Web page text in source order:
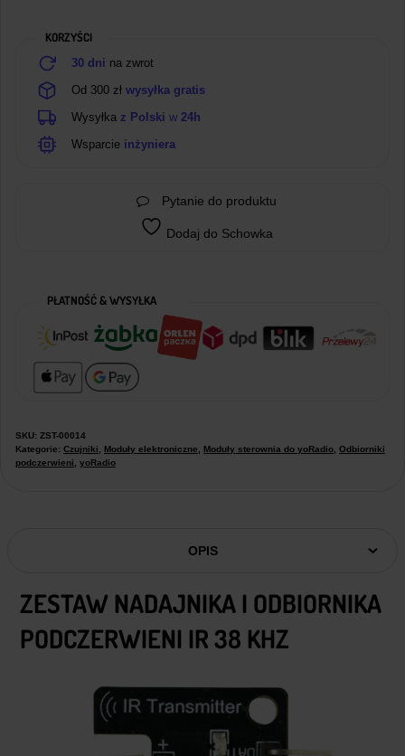
KORZYŚCI
30 dni na zwrot
Od 300 zł wysyłka gratis
Wysyłka z Polski w 24h
Wsparcie inżyniera
Pytanie do produktu
Dodaj do Schowka
PŁATNOŚĆ & WYSYŁKA
SKU: ZST-00014
Kategorie: Czujniki Moduły elektroniczne Moduły sterownia do yoRadio Odbiorniki
podczerwieni
yoRadio
OPIS
ZESTAW NADAJNIKA I ODBIORNIKA
PODCZERWIENI IR 38 KHZ